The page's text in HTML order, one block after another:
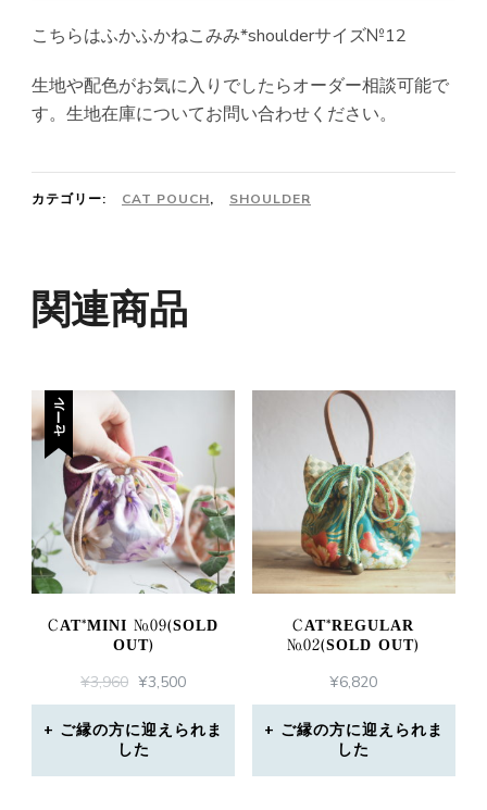
こちらはふかふかねこみみ*shoulderサイズ№12
生地や配色がお気に入りでしたらオーダー相談可能で
す。生地在庫についてお問い合わせください。
カテゴリー: CAT POUCH, SHOULDER
関連商品
セール
CAT*MINI №09(SOLD
OUT)
¥3,960 元
の
価
格
は
¥3,500現
在
の
格
ご縁の方に迎えられま
した
CAT*REGULAR
№02(SOLD OUT)
¥6,820
ご縁の方に迎えられま
した